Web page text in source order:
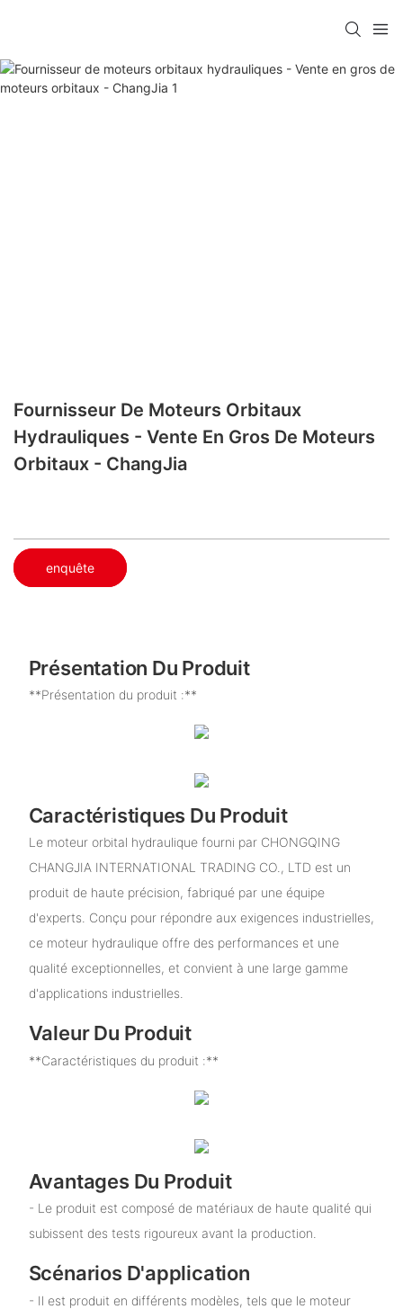
Fournisseur De Moteurs Orbitaux
Hydrauliques - Vente En Gros De Moteurs
Orbitaux - ChangJia
enquête
Présentation Du Produit
**Présentation du produit :**
Caractéristiques Du Produit
Le moteur orbital hydraulique fourni par CHONGQING
CHANGJIA INTERNATIONAL TRADING CO., LTD est un
produit de haute précision, fabriqué par une équipe
d'experts. Conçu pour répondre aux exigences industrielles,
ce moteur hydraulique offre des performances et une
qualité exceptionnelles, et convient à une large gamme
d'applications industrielles.
Valeur Du Produit
**Caractéristiques du produit :**
Avantages Du Produit
- Le produit est composé de matériaux de haute qualité qui
subissent des tests rigoureux avant la production.
Scénarios D'application
- Il est produit en différents modèles, tels que le moteur